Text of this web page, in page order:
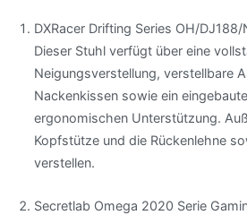
DXRacer Drifting Series OH/DJ188/
Dieser Stuhl verfügt über eine
Neigungsverstellung, verstellbare
Nackenkissen sowie ein
ergonomischen Unterstützung.
Kopfstütze und die Rückenlehne
verstellen.
Secretlab Omega 2020 Serie